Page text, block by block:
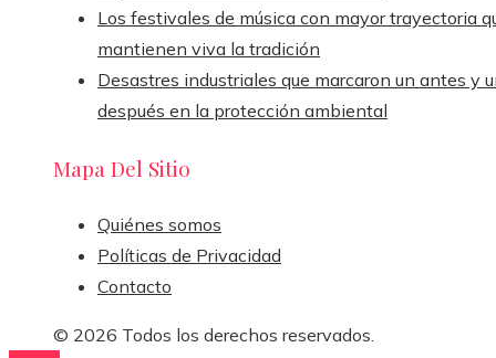
Los festivales de música con mayor trayectoria
mantienen viva la tradición
Desastres industriales que marcaron un antes y
después en la protección ambiental
Mapa Del Sitio
Quiénes somos
Políticas de Privacidad
Contacto
© 2026 Todos los derechos reservados.